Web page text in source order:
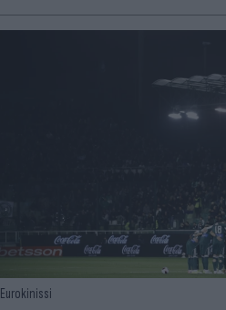
Eurokinissi